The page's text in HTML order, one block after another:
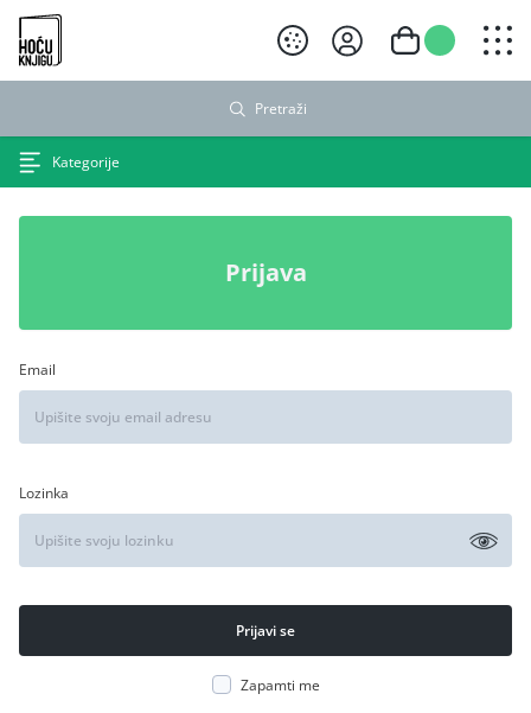
Hoću knjigu crni logo
Pretraži
Kategorije
Prijava
Email
Lozinka
Zapamti me